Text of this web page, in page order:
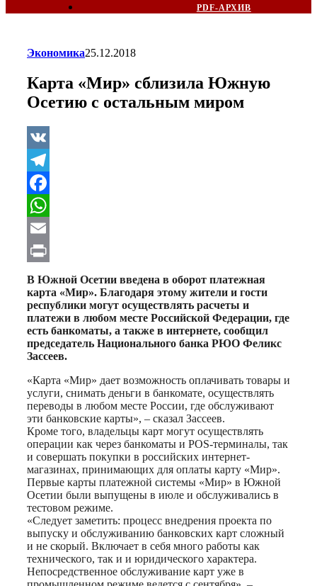
PDF-АРХИВ
Экономика25.12.2018
Карта «Мир» сблизила Южную
Осетию с остальным миром
VK
Telegram
Facebook
WhatsApp
Email
Print
В Южной Осетии введена в оборот платежная
карта «Мир». Благодаря этому жители и гости
республики могут осуществлять расчеты и
платежи в любом месте Российской Федерации, где
есть банкоматы, а также в интернете, сообщил
председатель Национального банка РЮО Феликс
Зассеев.
«Карта «Мир» дает возможность оплачивать товары и
услуги, снимать деньги в банкомате, осуществлять
переводы в любом месте России, где обслуживают
эти банковские карты», – сказал Зассеев.
Кроме того, владельцы карт могут осуществлять
операции как через банкоматы и POS-терминалы, так
и совершать покупки в российских интернет-
магазинах, принимающих для оплаты карту «Мир».
Первые карты платежной системы «Мир» в Южной
Осетии были выпущены в июле и обслуживались в
тестовом режиме.
«Следует заметить: процесс внедрения проекта по
выпуску и обслуживанию банковских карт сложный
и не скорый. Включает в себя много работы как
технического, так и и юридического характера.
Непосредственное обслуживание карт уже в